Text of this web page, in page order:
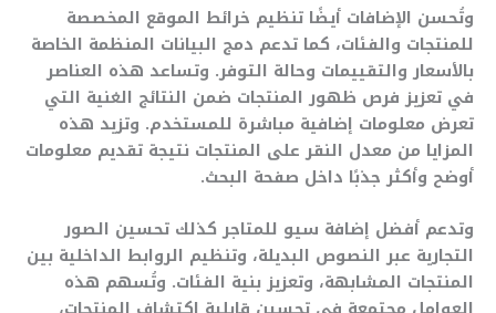
وتُحسن الإضافات أيضًا تنظيم خرائط الموقع المخصصة
للمنتجات والفئات، كما تدعم دمج البيانات المنظمة الخاصة
بالأسعار والتقييمات وحالة التوفر. وتساعد هذه العناصر
في تعزيز فرص ظهور المنتجات ضمن النتائج الغنية التي
تعرض معلومات إضافية مباشرة للمستخدم. وتزيد هذه
المزايا من معدل النقر على المنتجات نتيجة تقديم معلومات
أوضح وأكثر جذبًا داخل صفحة البحث.
وتدعم أفضل إضافة سيو للمتاجر كذلك تحسين الصور
التجارية عبر النصوص البديلة، وتنظيم الروابط الداخلية بين
المنتجات المشابهة، وتعزيز بنية الفئات. وتُسهم هذه